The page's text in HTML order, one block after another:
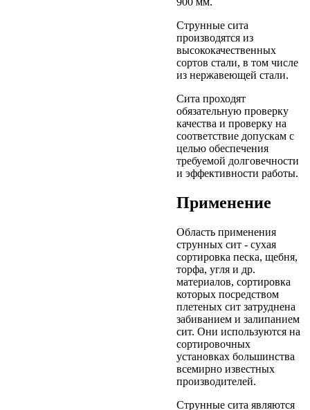
Струнные сита
производятся из
высококачественных
сортов стали, в том числе
из нержавеющей стали.
Сита проходят
обязательную проверку
качества и проверку на
соответствие допускам с
целью обеспечения
требуемой долговечности
и эффективности работы.
Применение
Область применения
струнных сит - сухая
сортировка песка, щебня,
торфа, угля и др.
материалов, сортировка
которых посредством
плетеных сит затруднена
забиванием и залипанием
сит. Они используются на
сортировочных
установках большинства
всемирно известных
производителей.
Струнные сита являются